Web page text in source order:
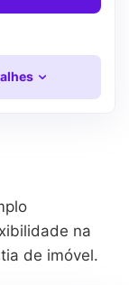
na
de imóvel.